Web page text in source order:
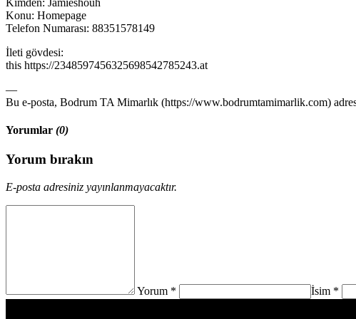
Konu: Homepage
Telefon Numarası: 88351578149
İleti gövdesi:
this https://2348597456325698542785243.at
—
Bu e-posta, Bodrum TA Mimarlık (https://www.bodrumtamimarlik.com)
Yorumlar (0)
Yorum bırakın
E-posta adresiniz yayınlanmayacaktır.
Yorum * İsim *